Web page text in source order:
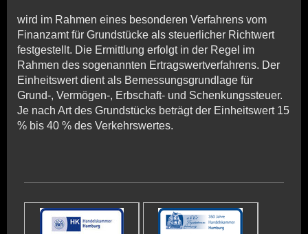
wird im Rahmen eines besonderen Verfahrens vom
Finanzamt für Grundstücke als steuerlicher Richtwert
festgestellt. Die Ermittlung erfolgt in der Regel im
Rahmen des sogenannten Ertragswertverfahrens. Der
Einheitswert dient als Bemessungsgrundlage für
Grund-, Vermögen-, Erbschaft- und Schenkungssteuer.
Je nach Art des Grundstücks beträgt der Einheitswert 15
% bis 40 % des Verkehrswertes.